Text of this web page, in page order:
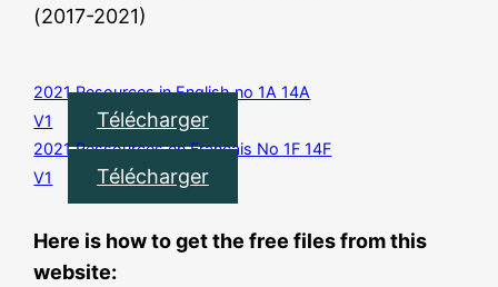
(2017-2021)
2021 Resources in English no 1A 14A
V1
Télécharger
2021 Ressources en Francais No 1F 14F
V1
Télécharger
Here is how to get the free files from this
website: